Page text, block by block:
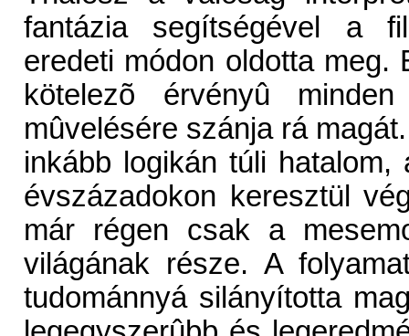
fantázia segítségével a
eredeti módon oldotta meg.
kötelezõ érvényû
mûvelésére szánja rá
inkább logikán túli
évszázadokon keresztül
már régen csak a
világának része. A
tudománnyá silányította